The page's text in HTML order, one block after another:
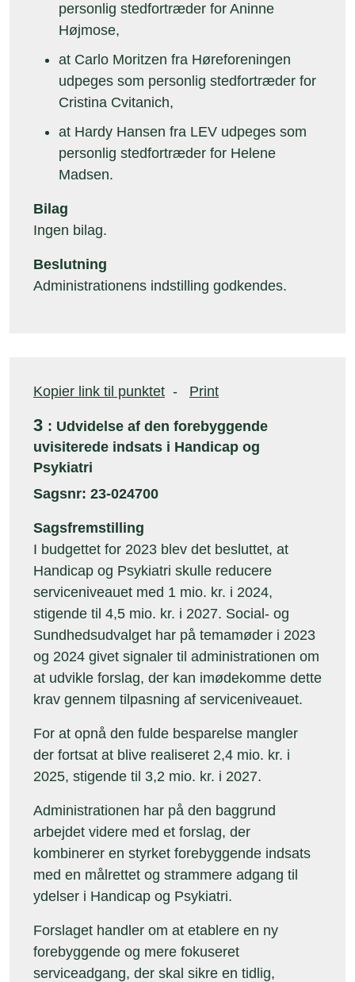
personlig stedfortræder for Aninne
Højmose,
at Carlo Moritzen fra Høreforeningen
udpeges som personlig stedfortræder for
Cristina Cvitanich,
at Hardy Hansen fra LEV udpeges som
personlig stedfortræder for Helene
Madsen.
Bilag
Ingen bilag.
Beslutning
Administrationens indstilling godkendes.
Kopier link til punktet - Print
3 : Udvidelse af den forebyggende
uvisiterede indsats i Handicap og
Psykiatri
Sagsnr: 23-024700
Sagsfremstilling
I budgettet for 2023 blev det besluttet, at
Handicap og Psykiatri skulle reducere
serviceniveauet med 1 mio. kr. i 2024,
stigende til 4,5 mio. kr. i 2027. Social- og
Sundhedsudvalget har på temamøder i 2023
og 2024 givet signaler til administrationen om
at udvikle forslag, der kan imødekomme dette
krav gennem tilpasning af serviceniveauet.
For at opnå den fulde besparelse mangler
der fortsat at blive realiseret 2,4 mio. kr. i
2025, stigende til 3,2 mio. kr. i 2027.
Administrationen har på den baggrund
arbejdet videre med et forslag, der
kombinerer en styrket forebyggende indsats
med en målrettet og strammere adgang til
ydelser i Handicap og Psykiatri.
Forslaget handler om at etablere en ny
forebyggende og mere fokuseret
serviceadgang, der skal sikre en tidlig,